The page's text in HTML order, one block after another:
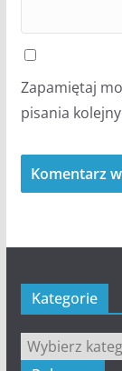
Zapamiętaj
pisania
Kategorie
Kategorie